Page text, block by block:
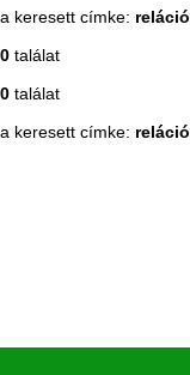
a keresett címke: reláció
0 találat
0 találat
a keresett címke: reláció